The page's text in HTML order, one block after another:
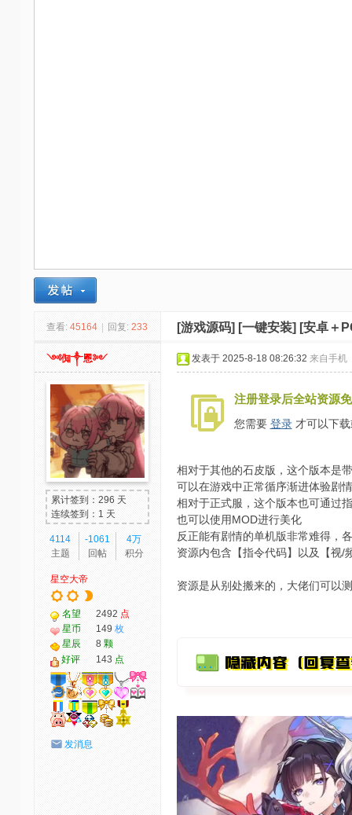
-
查看: 45164 回复: 233 [游戏源码] [一键安装] [安卓＋
༺倁༒慁༻
累计签到：296 天
连续签到：1 天
4114
主题
-1061
回帖
4万
积分
星空大帝
名望 2492 点
星币
149 枚
星辰
8 颗
好评
143 点
发消息
发表于 2025-8-18 08:26:32 来自手机
注册登录后全站资源
您需要 登录才可以下载
相对于其他的石皮版，这个版本是
可以在游戏中正常循序渐进体验剧
相对于正式服，这个版本也可通过
也可以使用MOD进行美化
反正能有剧情的单机版非常难得，
资源内包含【指令代码】以及【视/
资源是从别处搬来的，大佬们可以